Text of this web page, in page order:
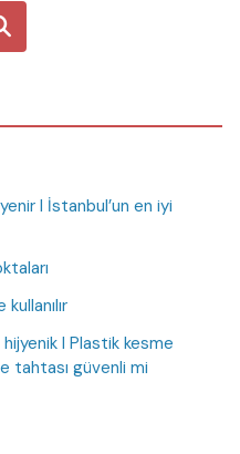
I İstanbul’un en iyi
I Plastik kesme
tahtası güvenli mi